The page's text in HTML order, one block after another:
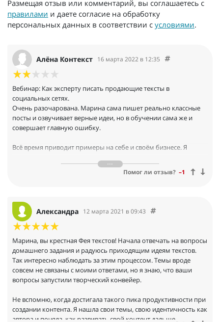
Размещая отзыв или комментарий, вы соглашаетесь с
правилами и даете согласие на обработку
персональных данных в соответствии с условиями.
Алёна Контекст 16 марта 2022 в 12:35
Вебинар: Как эксперту писать продающие тексты в
социальных сетях.
Очень разочарована. Марина сама пишет реально классные
посты и озвучивает верные идеи, но в обучении сама же и
совершает главную ошибку.
Всё время приводит примеры на себе и своём бизнесе. Я
цели - потому что я такая молодец с ними работаю уже 10 лет.
Я пишу текст в рассылку. Я работала редактором (подробно о
о чьём-то неподтвержденном успехе).
Не дослушала даже первый день. Диагноз - многословие,
уважения к зрителям. Порекомендовала бы брать Маринины
посты из инстаграма и рассылки и просто переписывать под
свою тему, это сработает гораздо лучше.
На указанном вебинаре просто продаёт "Формулу текста". Бла-
Помог ли отзыв? –1
Александра 12 марта 2021 в 09:43
Марина, вы крестная Фея текстов! Начала отвечать на вопросы
домашнего задания и радуюсь приходящим идеям текстов.
Так интересно наблюдать за этим процессом. Темы вроде
совсем не связаны с моими ответами, но я знаю, что ваши
вопросы запустили творческий конвейер.
Не вспомню, когда достигала такого пика продуктивности при
создании контента. Я нашла свои темы, свою идентичность как
автора и поняла, как развивать свой контент дальше.